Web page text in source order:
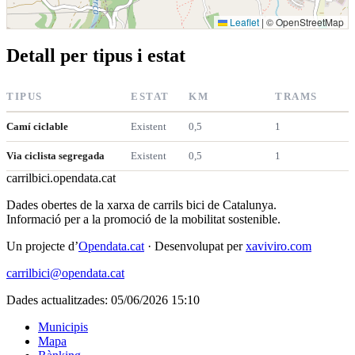
Leaflet | © OpenStreetMap
Detall per tipus i estat
TIPUS ESTAT KM TRAMS
Camí ciclable Existent 0,5 1
Via ciclista segregada Existent 0,5 1
carrilbici.opendata.cat
Dades obertes de la xarxa de carrils bici de Catalunya.
Informació per a la promoció de la mobilitat sostenible.
Un projecte d’Opendata.cat · Desenvolupat perxaviviro.com
carrilbici@opendata.cat
Dades actualitzades: 05/06/2026 15:10
Municipis
Mapa